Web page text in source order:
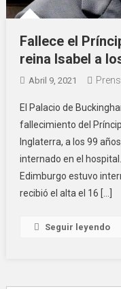
Fallece el
reina Isabel a
Abril 9, 2021
El Palacio de
fallecimiento del
Inglaterra, a los 99
internado en el
Edimburgo estuvo
recibió el alta el 16 […]
Seguir leyendo